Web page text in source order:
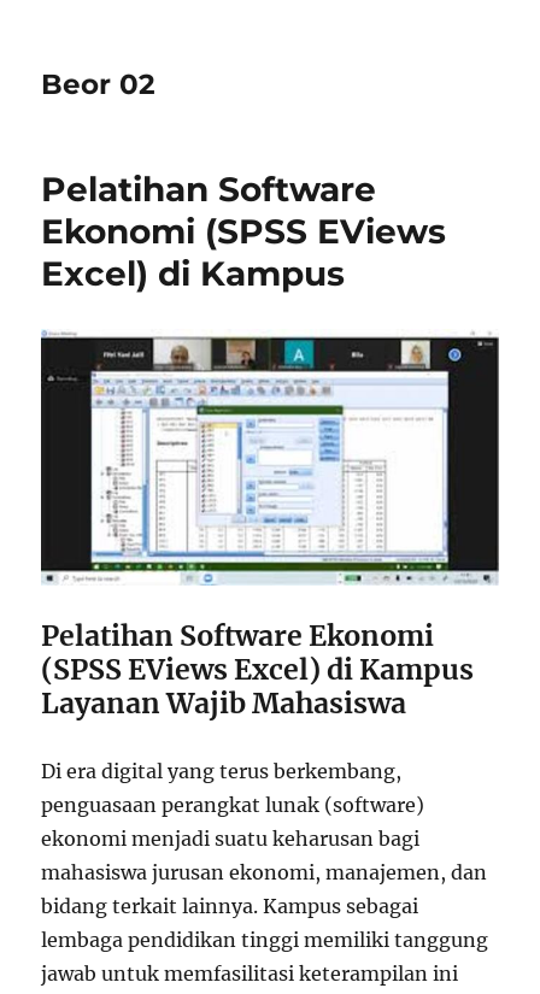
Beor 02
Pelatihan Software
Ekonomi (SPSS EViews
Excel) di Kampus
Pelatihan Software Ekonomi
(SPSS EViews Excel) di Kampus
Layanan Wajib Mahasiswa
Di era digital yang terus berkembang,
penguasaan perangkat lunak (software)
ekonomi menjadi suatu keharusan bagi
mahasiswa jurusan ekonomi, manajemen, dan
bidang terkait lainnya. Kampus sebagai
lembaga pendidikan tinggi memiliki tanggung
jawab untuk memfasilitasi keterampilan ini